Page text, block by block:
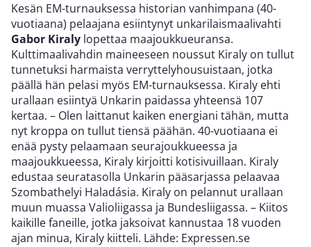
Kesän EM-turnauksessa historian vanhimpana (40-
vuotiaana) pelaajana esiintynyt unkarilaismaalivahti
Gabor Kiraly lopettaa maajoukkueuransa.
Kulttimaalivahdin maineeseen noussut Kiraly on tullut
tunnetuksi harmaista verryttelyhousuistaan, jotka
päällä hän pelasi myös EM-turnauksessa. Kiraly ehti
urallaan esiintyä Unkarin paidassa yhteensä 107
kertaa. – Olen laittanut kaiken energiani tähän, mutta
nyt kroppa on tullut tiensä päähän. 40-vuotiaana ei
enää pysty pelaamaan seurajoukkueessa ja
maajoukkueessa, Kiraly kirjoitti kotisivuillaan. Kiraly
edustaa seuratasolla Unkarin pääsarjassa pelaavaa
Szombathelyi Haladásia. Kiraly on pelannut urallaan
muun muassa Valioliigassa ja Bundesliigassa. – Kiitos
kaikille faneille, jotka jaksoivat kannustaa 18 vuoden
ajan minua, Kiraly kiitteli. Lähde: Expressen.se